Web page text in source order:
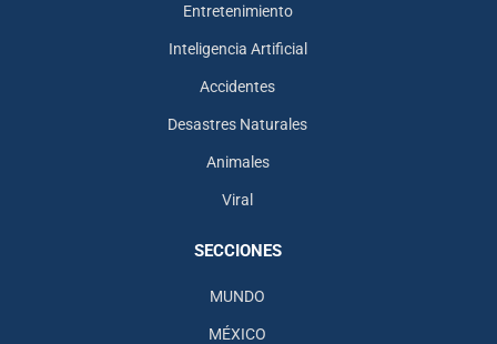
Entretenimiento
Inteligencia Artificial
Accidentes
Desastres Naturales
Animales
Viral
SECCIONES
MUNDO
MÉXICO